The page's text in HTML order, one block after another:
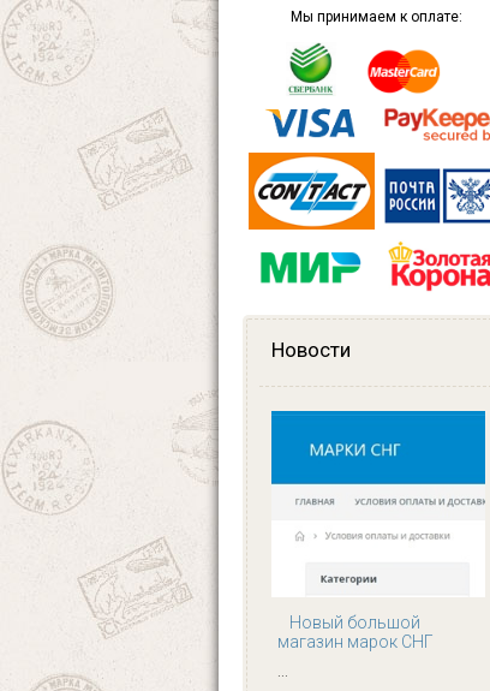
Мы принимаем к оплате:
Новости
Новый большой
магазин марок СНГ
...